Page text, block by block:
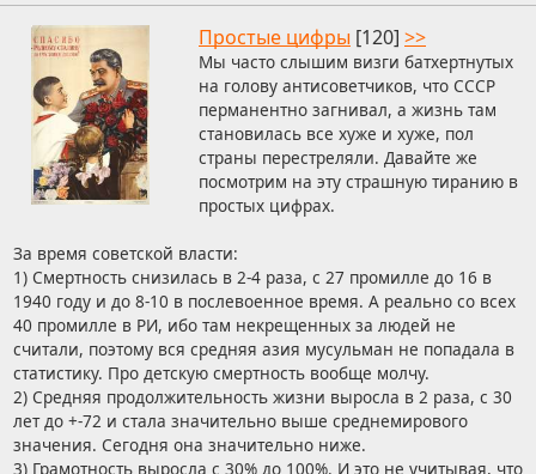
Простые цифры [120] >>
Мы часто слышим визги батхертнутых
на голову антисоветчиков, что СССР
перманентно загнивал, а жизнь там
становилась все хуже и хуже, пол
страны перестреляли. Давайте же
посмотрим на эту страшную тиранию в
простых цифрах.
За время советской власти:
1) Смертность снизилась в 2-4 раза, с 27 промилле до 16 в
1940 году и до 8-10 в послевоенное время. А реально со всех
40 промилле в РИ, ибо там некрещенных за людей не
считали, поэтому вся средняя азия мусульман не попадала в
статистику. Про детскую смертность вообще молчу.
2) Средняя продолжительность жизни выросла в 2 раза, с 30
лет до +-72 и стала значительно выше среднемирового
значения. Сегодня она значительно ниже.
3) Грамотность выросла с 30% до 100%. И это не учитывая, что